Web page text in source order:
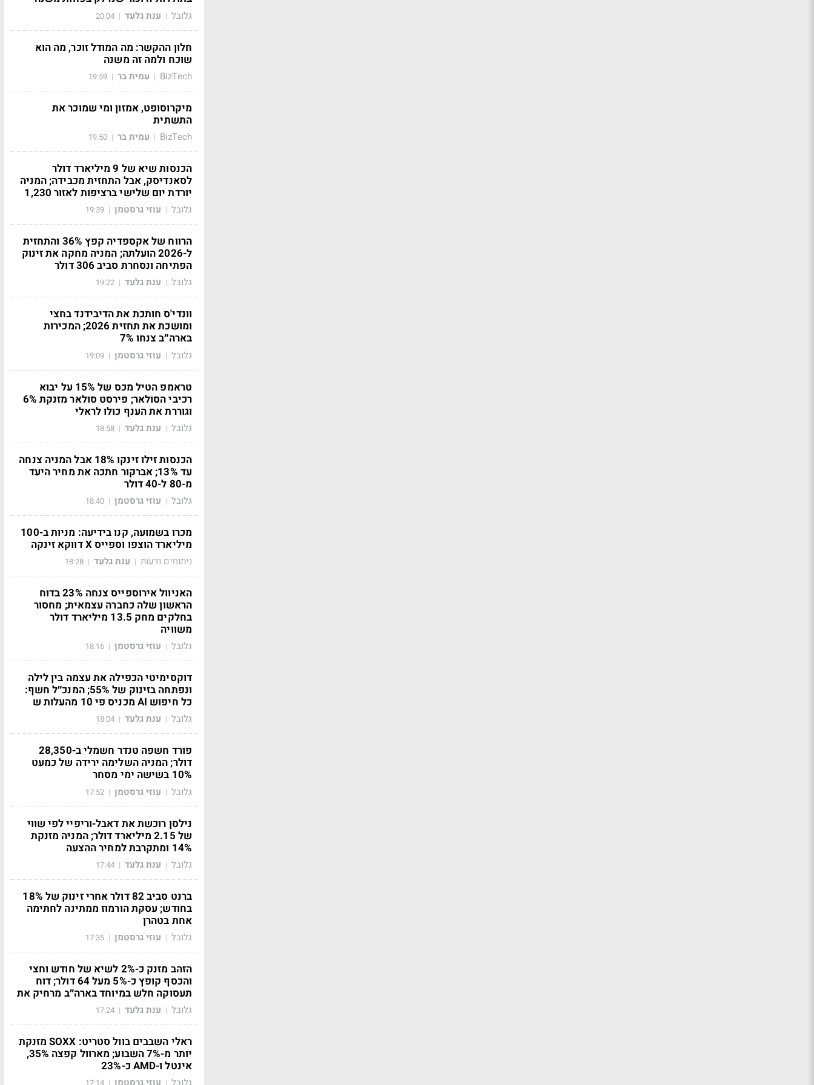
גלובל | ענת גלעד |
20:04
חלון ההקשר: מה המודל זוכר, מה הוא
שוכח ולמה זה משנה
BizTech
| עמית בר |
19:59
מיקרוסופט, אמזון ומי שמוכר את
התשתית
BizTech
| עמית בר |
19:50
הכנסות שיא של 9 מיליארד דולר
לסאנדיסק, אבל התחזית מכבידה; המניה
יורדת יום שלישי ברציפות לאזור 1,230
גלובל | עוזי גרסטמן |
19:39
הרווח של אקספדיה קפץ 36% והתחזית
ל-2026 הועלתה; המניה מחקה את זינוק
הפתיחה ונסחרת סביב 306 דולר
גלובל | ענת גלעד |
19:22
וונדי'ס חותכת את הדיבידנד בחצי
ומושכת את תחזית 2026; המכירות
בארה״ב צנחו 7%
גלובל | עוזי גרסטמן |
19:09
טראמפ הטיל מכס של 15% על יבוא
רכיבי הסולאר; פירסט סולאר מזנקת 6%
וגוררת את הענף כולו לראלי
גלובל | ענת גלעד |
18:58
הכנסות זילו זינקו 18% אבל המניה צנחה
עד 13%; אברקור חתכה את מחיר היעד
מ-80 ל-40 דולר
גלובל | עוזי גרסטמן |
18:40
מכרו בשמועה, קנו בידיעה: מניות ב-100
מיליארד הוצפו וספייס X דווקא זינקה
ניתוחים ודעות | ענת גלעד |
18:28
האניוול אירוספייס צנחה 23% בדוח
הראשון שלה כחברה עצמאית; מחסור
בחלקים מחק 13.5 מיליארד דולר
משוויה
גלובל | עוזי גרסטמן |
18:16
דוקסימיטי הכפילה את עצמה בין לילה
ונפתחה בזינוק של 55%; המנכ״ל חשף:
כל חיפוש AI מכניס פי 10 מהעלות ש
גלובל | ענת גלעד |
18:04
פורד חשפה טנדר חשמלי ב-28,350
דולר; המניה השלימה ירידה של כמעט
10% בשישה ימי מסחר
גלובל | עוזי גרסטמן |
17:52
נילסן רוכשת את דאבל-וריפיי לפי שווי
של 2.15 מיליארד דולר; המניה מזנקת
14% ומתקרבת למחיר ההצעה
גלובל | ענת גלעד |
17:44
ברנט סביב 82 דולר אחרי זינוק של 18%
בחודש; עסקת הורמוז ממתינה לחתימה
אחת בטהרן
גלובל | עוזי גרסטמן |
17:35
הזהב מזנק כ-2% לשיא של חודש וחצי
והכסף קופץ כ-5% מעל 64 דולר; דוח
תעסוקה חלש במיוחד בארה״ב מרחיק את
גלובל | ענת גלעד |
17:24
ראלי השבבים בוול סטריט: SOXX מזנקת
יותר מ-7% השבוע; מארוול קפצה 35%,
אינטל ו-AMD כ-23%